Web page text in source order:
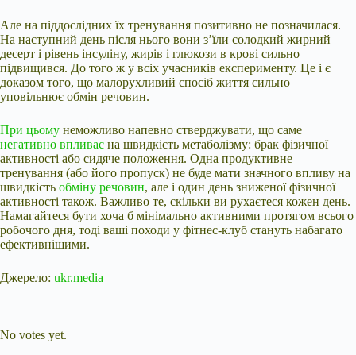
Але на піддослідних їх тренування позитивно не позначилася.
На наступний день після нього вони з’їли солодкий жирний
десерт і рівень інсуліну, жирів і глюкози в крові сильно
підвищився. До того ж у всіх учасників експерименту. Це і є
доказом того, що малорухливий спосіб життя сильно
уповільнює обмін речовин.
При цьому неможливо напевно стверджувати, що саме
негативно впливає на швидкість метаболізму: брак фізичної
активності або сидяче положення. Одна продуктивне
тренування (або його пропуск) не буде мати значного впливу на
швидкість обміну речовин, але і один день зниженої фізичної
активності також. Важливо те, скільки ви рухаєтеся кожен день.
Намагайтеся бути хоча б мінімально активними протягом всього
робочого дня, тоді ваші походи у фітнес-клуб стануть набагато
ефективнішими.
Джерело: ukr.media
No votes yet.